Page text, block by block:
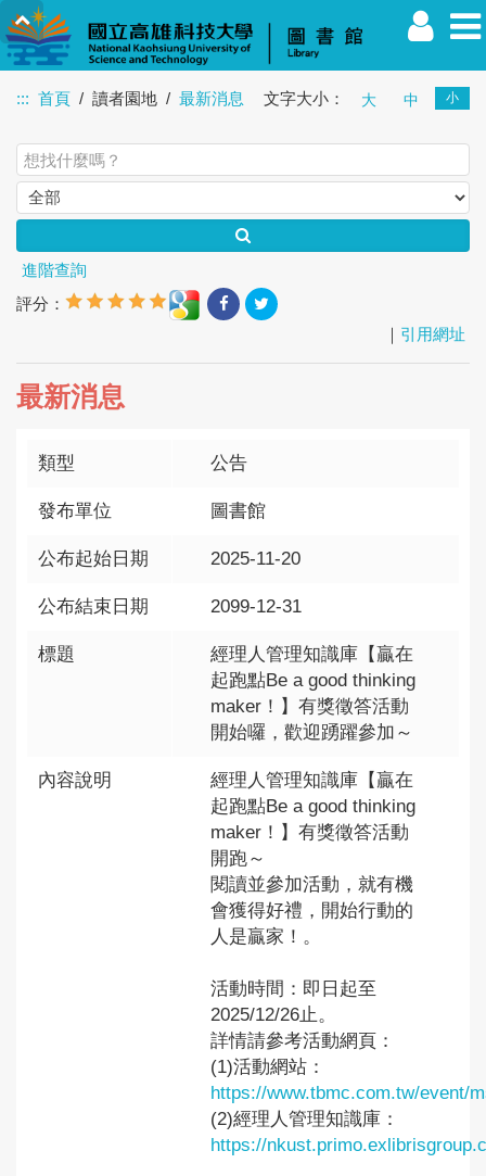
教職員 學生 校友 其他 訪客
::: 首頁 讀者園地 最新消息 文字大小： 大 中 小
進階查詢
評分：
｜ 引用網址
最新消息
類型 公告
發布單位 圖書館
公布起始日期 2025-11-20
公布結束日期 2099-12-31
標題
經理人管理知識庫【贏在
起跑點Be a good thinking
maker！】有獎徵答活動
開始囉，歡迎踴躍參加～
內容說明
經理人管理知識庫【贏在
起跑點Be a good thinking
maker！】有獎徵答活動
開跑～
閱讀並參加活動，就有機
會獲得好禮，開始行動的
人是贏家！。
活動時間：即日起至
2025/12/26止。
詳情請參考活動網頁：
(1)活動網站：
https://www.tbmc.com.tw/event/
(2)經理人管理知識庫：
https://